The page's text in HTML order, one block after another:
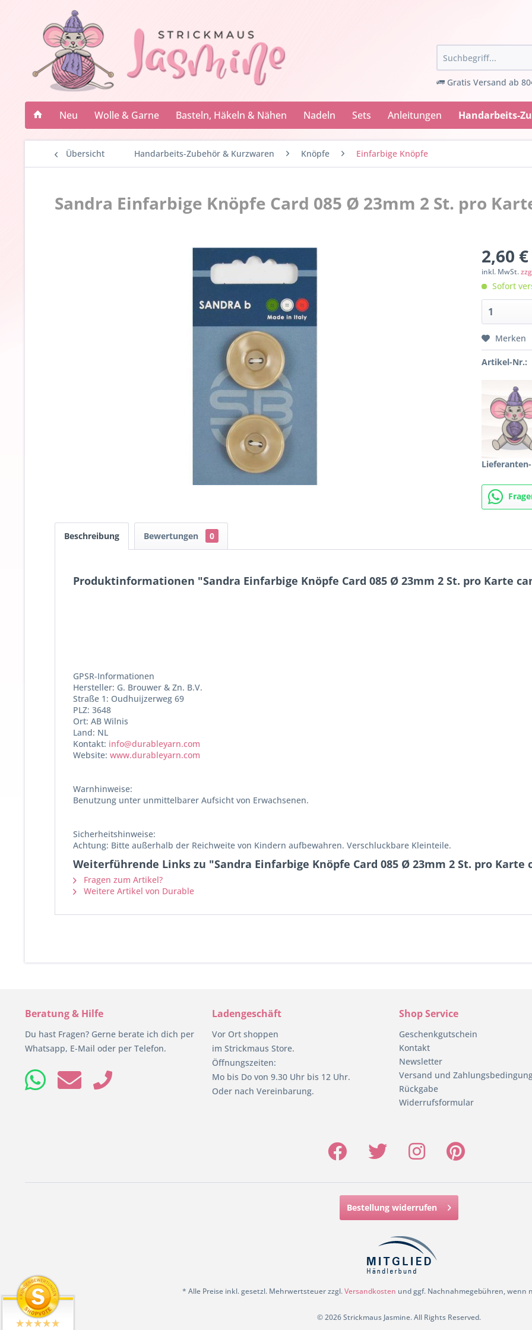
Gratis Versand ab
Neu Wolle & Garne Basteln, Häkeln & Nähen Nadeln Sets Anleitungen Handarbeits-
Übersicht Handarbeits-Zubehör & Kurzwaren Knöpfe Einfarbige Knöpfe
Sandra Einfarbige Knöpfe Card 085 Ø 23mm 2 St. pro
2,60
inkl. MwSt.
Sofort
Merken
Artikel-Nr.:
Beschreibung Bewertungen 0
Produktinformationen "Sandra Einfarbige Knöpfe Card 085 Ø 23mm 2 St. pro Karte
GPSR-Informationen
Hersteller: G. Brouwer & Zn. B.V.
Straße 1: Oudhuijzerweg 69
PLZ: 3648
Ort: AB Wilnis
Land: NL
Kontakt: info@durableyarn.com
Website: www.durableyarn.com
Warnhinweise:
Benutzung unter unmittelbarer Aufsicht von Erwachsenen.
Sicherheitshinweise:
Achtung: Bitte außerhalb der Reichweite von Kindern aufbewahren. Verschluckbare Kleinteile.
Weiterführende Links zu "Sandra Einfarbige Knöpfe Card 085 Ø 23mm 2 St. pro Karte
Fragen zum Artikel?
Weitere Artikel von Durable
Beratung & Hilfe
Du hast Fragen? Gerne berate ich dich per
Whatsapp, E-Mail oder per Telefon.
Ladengeschäft
Vor Ort shoppen
im Strickmaus Store.
Öffnungszeiten:
Mo bis Do von 9.30 Uhr bis 12 Uhr.
Oder nach Vereinbarung.
Shop Service
Geschenkgutschein
Kontakt
Newsletter
Versand und
Rückgabe
Widerrufsformular
Bestellung widerrufen
* Alle Preise inkl. gesetzl. Mehrwertsteuer zzgl.Versandkosten und ggf. Nachnahmegebühren, wenn
© 2026 Strickmaus Jasmine. All Rights Reserved.